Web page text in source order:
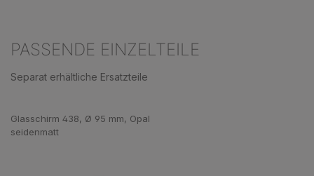
PASSENDE EINZELTEILE
Separat erhältliche Ersatzteile
Glasschirm 438, Ø 95 mm, Opal
seidenmatt